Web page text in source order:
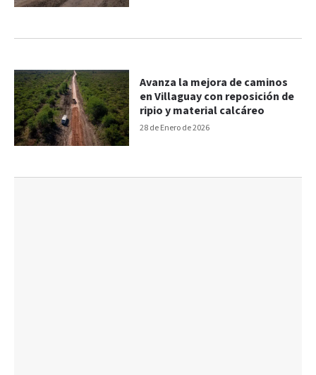
28 de Enero de 2026
Avanza la mejora de caminos
en Villaguay con reposición de
ripio y material calcáreo